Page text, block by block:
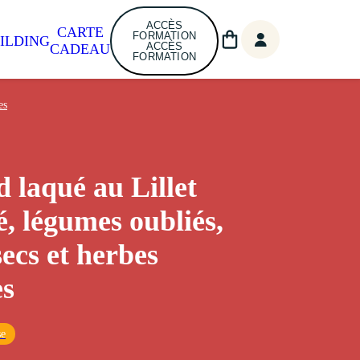
CARTE
CADEAU
ACCÈS
FORMATION
ACCÈS
FORMATION
laqué au Lillet
légumes oubliés,
et herbes